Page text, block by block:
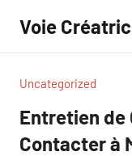
contenu
Voie
Uncategorized
Entretien de
Contacter à